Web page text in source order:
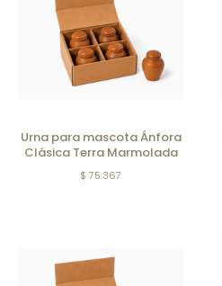
Urna para mascota Ánfora
Clásica Terra Marmolada
Talla XL (4 uds)
$ 75.367